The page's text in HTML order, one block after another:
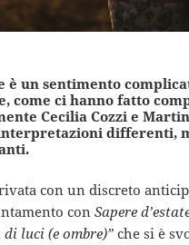
è un sentimento
come ci hanno fatto
Cecilia Cozzi e
differenti,
con un discreto
conSapere
luci (e ombre)” che si è